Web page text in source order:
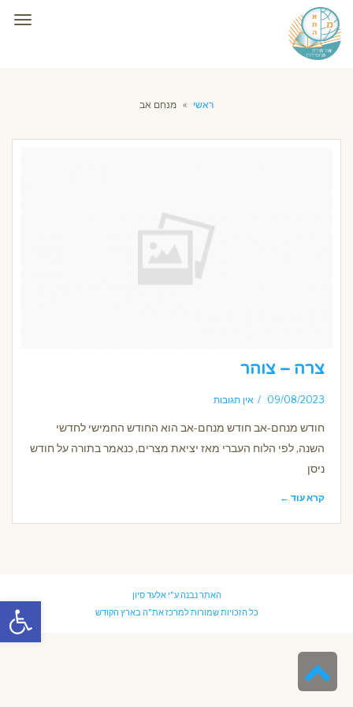
פתח
ראשי » מנחם אב
צרה – צוהר
09/08/2023 אין תגובות
חודש מנחם-אב חודש מנחם-אב הוא החודש החמישי לחדשי
השנה, לפי הלוח העברי מאז יציאת מצרים, כנאמר בתורה על חודש
ניסן
קרא עוד ←
האתר נבנה ע"יאלעד סיון
כל הזכויות שמורות למרכז את"ה בארץ הקודש
לראש